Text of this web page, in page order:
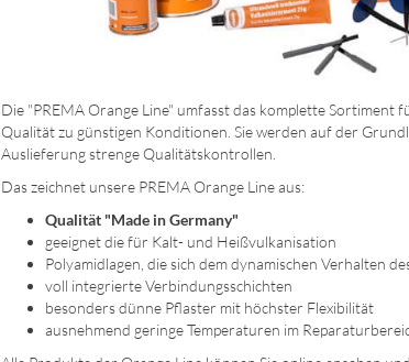
Die "PREMA Orange Line" umfasst das komplette
Qualität zu günstigen Konditionen. Sie werden auf der
Auslieferung strenge Qualitätskontrollen.
Das zeichnet unsere PREMA Orange Line aus:
Qualität "Made in Germany"
geeignet die für Kalt- und Heißvulkanisation
Polyamidlagen, die sich dem dynamischen Verhalten
voll integrierte Verbindungsschichten
besonders dünne Pflaster mit höchster Flexibilität
ausnehmend geringe Temperaturen im